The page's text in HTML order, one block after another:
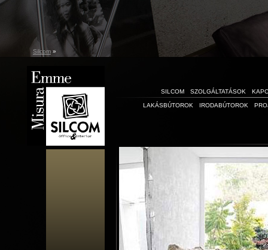
Silcom »
SILCOM SZOLGÁLTATÁSOK
LAKÁSBÚTOROK IRODABÚTOROK